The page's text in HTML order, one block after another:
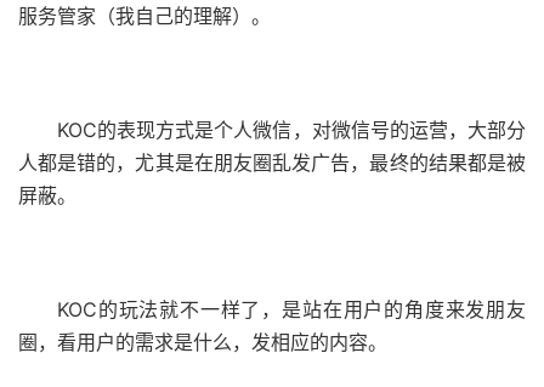
服务管家（我自己的理解）。
KOC的表现方式是个人微信，对微信号的运营，大部分
人都是错的，尤其是在朋友圈乱发广告，最终的结果都是被
屏蔽。
KOC的玩法就不一样了，是站在用户的角度来发朋友
圈，看用户的需求是什么，发相应的内容。